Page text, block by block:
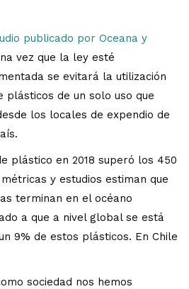
publicado por Oceana y
vez que la ley esté
se evitará la utilización
plásticos de un solo uso que
los locales de expendio de
plástico en 2018 superó los 450
y estudios estiman que
terminan en el océano
a que a nivel global se está
9% de estos plásticos. En Chile
sociedad nos hemos